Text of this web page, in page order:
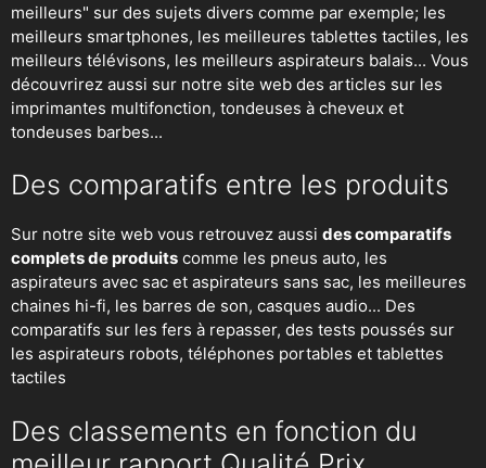
meilleurs" sur des sujets divers comme par exemple; les
meilleurs smartphones, les meilleures tablettes tactiles, les
meilleurs télévisons, les meilleurs aspirateurs balais... Vous
découvrirez aussi sur notre site web des articles sur les
imprimantes multifonction, tondeuses à cheveux et
tondeuses barbes...
Des comparatifs entre les produits
Sur notre site web vous retrouvez aussi des comparatifs
complets de produits comme les pneus auto, les
aspirateurs avec sac et aspirateurs sans sac, les meilleures
chaines hi-fi, les barres de son, casques audio... Des
comparatifs sur les fers à repasser, des tests poussés sur
les aspirateurs robots, téléphones portables et tablettes
tactiles
Des classements en fonction du